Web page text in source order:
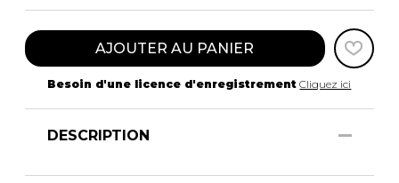
AJOUTER AU PANIER
Besoin d'une licence d'enregistrement Cliquez ici
DESCRIPTION